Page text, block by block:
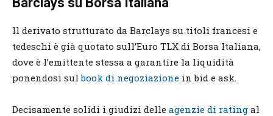
Il derivato strutturato da Barclays su titoli francesi e
tedeschi è già quotato sull’Euro TLX di Borsa Italiana,
dove è l’emittente stessa a garantire la liquidità
ponendosi sulbook di negoziazione in bid e ask.
Decisamente solidi i giudizi delle agenzie di rating al